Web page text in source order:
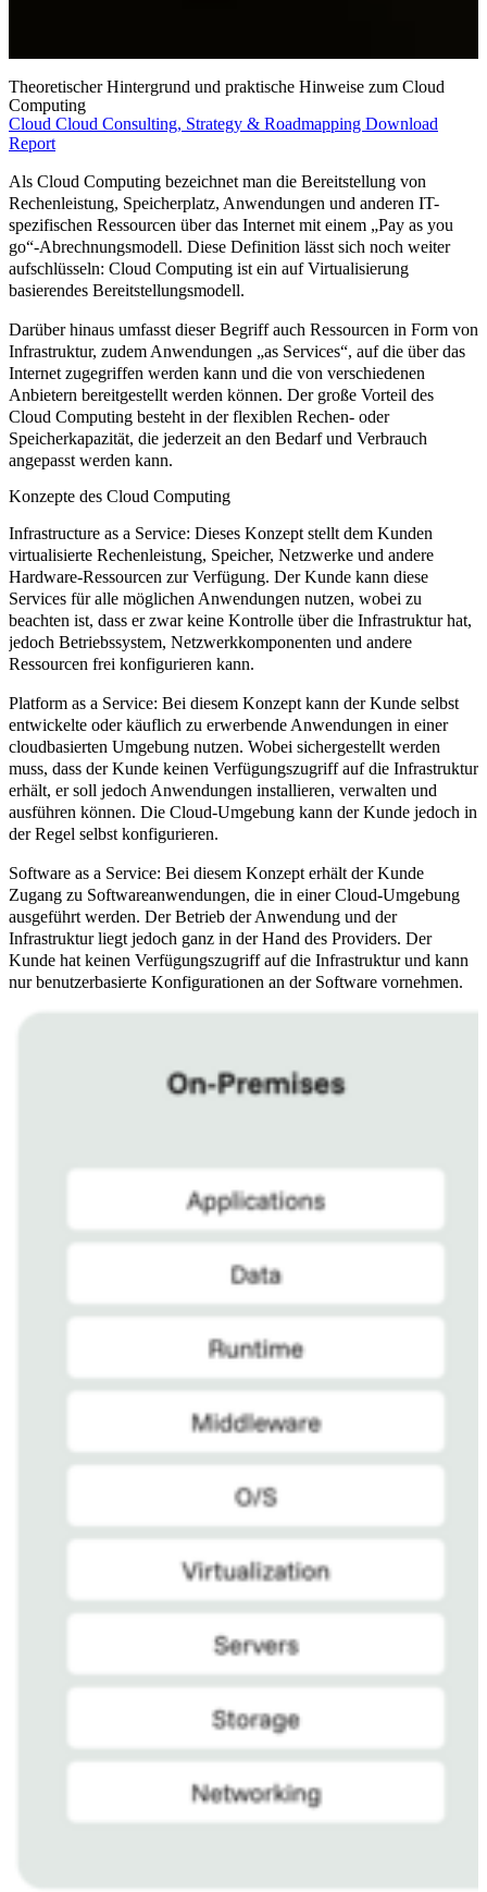
Theoretischer Hintergrund und praktische Hinweise zum Cloud
Computing
Cloud Cloud Consulting, Strategy & Roadmapping Download
Report
Als Cloud Computing bezeichnet man die Bereitstellung von
Rechenleistung, Speicherplatz, Anwendungen und anderen IT-
spezifischen Ressourcen über das Internet mit einem „Pay as you
go“-Abrechnungsmodell. Diese Definition lässt sich noch weiter
aufschlüsseln: Cloud Computing ist ein auf Virtualisierung
basierendes Bereitstellungsmodell.
Darüber hinaus umfasst dieser Begriff auch Ressourcen in Form von
Infrastruktur, zudem Anwendungen „as Services“, auf die über das
Internet zugegriffen werden kann und die von verschiedenen
Anbietern bereitgestellt werden können. Der große Vorteil des
Cloud Computing besteht in der flexiblen Rechen- oder
Speicherkapazität, die jederzeit an den Bedarf und Verbrauch
angepasst werden kann.
Konzepte des Cloud Computing
Infrastructure as a Service: Dieses Konzept stellt dem Kunden
virtualisierte Rechenleistung, Speicher, Netzwerke und andere
Hardware-Ressourcen zur Verfügung. Der Kunde kann diese
Services für alle möglichen Anwendungen nutzen, wobei zu
beachten ist, dass er zwar keine Kontrolle über die Infrastruktur hat,
jedoch Betriebssystem, Netzwerkkomponenten und andere
Ressourcen frei konfigurieren kann.
Platform as a Service: Bei diesem Konzept kann der Kunde selbst
entwickelte oder käuflich zu erwerbende Anwendungen in einer
cloudbasierten Umgebung nutzen. Wobei sichergestellt werden
muss, dass der Kunde keinen Verfügungszugriff auf die Infrastruktur
erhält, er soll jedoch Anwendungen installieren, verwalten und
ausführen können. Die Cloud-Umgebung kann der Kunde jedoch in
der Regel selbst konfigurieren.
Software as a Service: Bei diesem Konzept erhält der Kunde
Zugang zu Softwareanwendungen, die in einer Cloud-Umgebung
ausgeführt werden. Der Betrieb der Anwendung und der
Infrastruktur liegt jedoch ganz in der Hand des Providers. Der
Kunde hat keinen Verfügungszugriff auf die Infrastruktur und kann
nur benutzerbasierte Konfigurationen an der Software vornehmen.